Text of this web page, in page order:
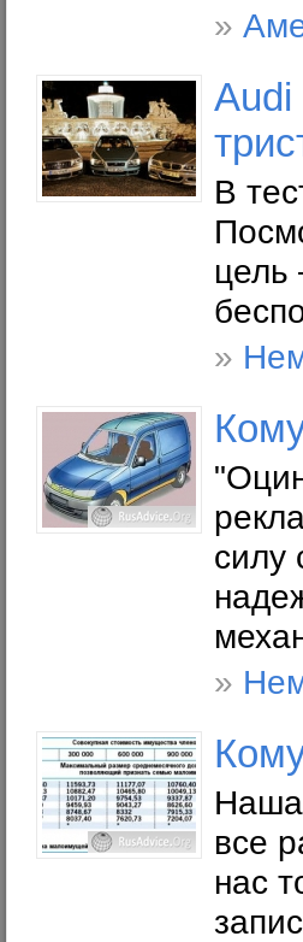
»
Audi
В
цель
»
силу
»
Наша
все
нас